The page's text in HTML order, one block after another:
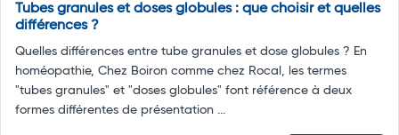
Tubes granules et doses globules : que choisir et quelles
différences ?
Quelles différences entre tube granules et dose globules ? En
homéopathie, Chez Boiron comme chez Rocal, les termes
"tubes granules" et "doses globules" font référence à deux
formes différentes de présentation ...